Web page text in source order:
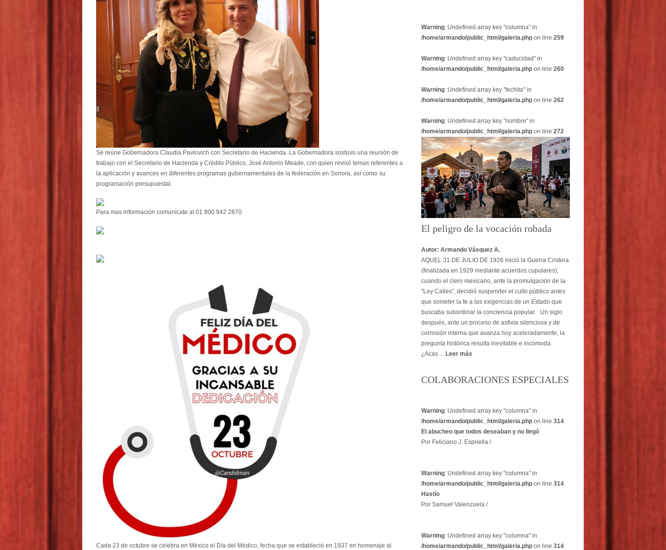
Se reúne Gobernadora Claudia Pavlovich con Secretario de Hacienda. La Gobernadora sostuvo una reunión de
trabajo con el Secretario de Hacienda y Crédito Público, José Antonio Meade, con quien revisó temas referentes a
la aplicación y avances en diferentes programas gubernamentales de la federación en Sonora, así como su
programación presupuestal.
Para mas información comunícate al 01 800 942 2870
Cada 23 de octubre se celebra en México el Día del Médico, fecha que se estableció en 1937 en homenaje al
Warning: Undefined array key "columna" in
/home/armando/public_html/galeria.php on line 259
Warning: Undefined array key "caducidad" in
/home/armando/public_html/galeria.php on line 260
Warning: Undefined array key "fechita" in
/home/armando/public_html/galeria.php on line 262
Warning: Undefined array key "nombre" in
/home/armando/public_html/galeria.php on line 272
El peligro de la vocación robada
Autor: Armando Vásquez A.
AQUEL 31 DE JULIO DE 1926 inició la Guerra Cristera
(finalizada en 1929 mediante acuerdos cupulares),
cuando el clero mexicano, ante la promulgación de la
"Ley Calles", decidió suspender el culto público antes
que someter la fe a las exigencias de un Estado que
buscaba subordinar la conciencia popular. Un siglo
después, ante un proceso de asfixia silenciosa y de
corrosión interna que avanza hoy aceleradamente, la
pregunta histórica resulta inevitable e incómoda:
¿Acas ... Leer más
COLABORACIONES ESPECIALES
Warning: Undefined array key "columna" in
/home/armando/public_html/galeria.php on line 314
El abucheo que todos deseaban y no llegó
Por Feliciano J. Espriella /
Warning: Undefined array key "columna" in
/home/armando/public_html/galeria.php on line 314
Hastío
Por Samuel Valenzuela /
Warning: Undefined array key "columna" in
/home/armando/public_html/galeria.php on line 314